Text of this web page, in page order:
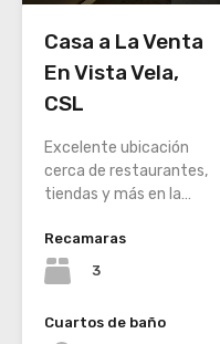
Casa a La Venta
En Vista Vela,
CSL
Excelente ubicación
cerca de restaurantes,
tiendas y más en la…
Recamaras
3
Cuartos de baño